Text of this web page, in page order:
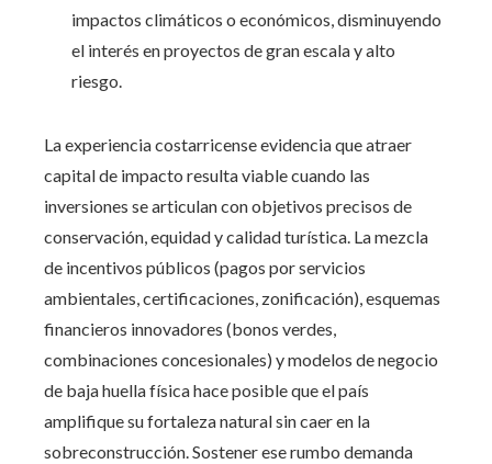
impactos climáticos o económicos, disminuyendo
el interés en proyectos de gran escala y alto
riesgo.
La experiencia costarricense evidencia que atraer
capital de impacto resulta viable cuando las
inversiones se articulan con objetivos precisos de
conservación, equidad y calidad turística. La mezcla
de incentivos públicos (pagos por servicios
ambientales, certificaciones, zonificación), esquemas
financieros innovadores (bonos verdes,
combinaciones concesionales) y modelos de negocio
de baja huella física hace posible que el país
amplifique su fortaleza natural sin caer en la
sobreconstrucción. Sostener ese rumbo demanda